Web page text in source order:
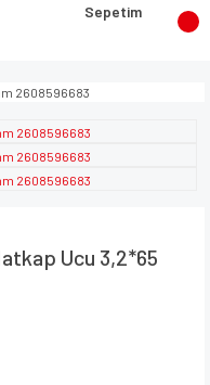
Sepetim
Ucu 3,2*65